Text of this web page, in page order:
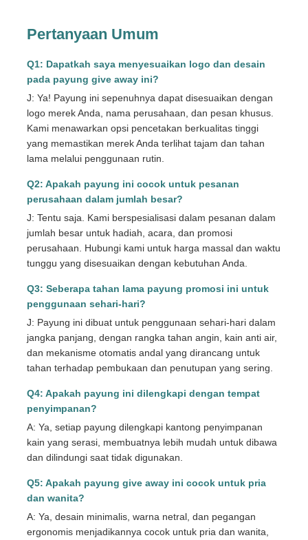
Pertanyaan Umum
Q1: Dapatkah saya menyesuaikan logo dan desain
pada payung give away ini?
J: Ya! Payung ini sepenuhnya dapat disesuaikan dengan
logo merek Anda, nama perusahaan, dan pesan khusus.
Kami menawarkan opsi pencetakan berkualitas tinggi
yang memastikan merek Anda terlihat tajam dan tahan
lama melalui penggunaan rutin.
Q2: Apakah payung ini cocok untuk pesanan
perusahaan dalam jumlah besar?
J: Tentu saja. Kami berspesialisasi dalam pesanan dalam
jumlah besar untuk hadiah, acara, dan promosi
perusahaan. Hubungi kami untuk harga massal dan waktu
tunggu yang disesuaikan dengan kebutuhan Anda.
Q3: Seberapa tahan lama payung promosi ini untuk
penggunaan sehari-hari?
J: Payung ini dibuat untuk penggunaan sehari-hari dalam
jangka panjang, dengan rangka tahan angin, kain anti air,
dan mekanisme otomatis andal yang dirancang untuk
tahan terhadap pembukaan dan penutupan yang sering.
Q4: Apakah payung ini dilengkapi dengan tempat
penyimpanan?
A: Ya, setiap payung dilengkapi kantong penyimpanan
kain yang serasi, membuatnya lebih mudah untuk dibawa
dan dilindungi saat tidak digunakan.
Q5: Apakah payung give away ini cocok untuk pria
dan wanita?
A: Ya, desain minimalis, warna netral, dan pegangan
ergonomis menjadikannya cocok untuk pria dan wanita,